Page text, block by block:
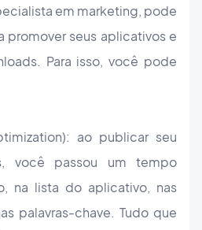
em marketing, pode
promover seus aplicativos e
Para isso, você pode
ao publicar seu
você passou um tempo
na lista do aplicativo, nas
palavras-chave. Tudo que